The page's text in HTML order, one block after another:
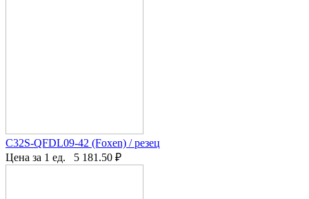
C32S-QFDL09-42 (Foxen) / резец
Цена за 1 ед.
5 181.50 ₽